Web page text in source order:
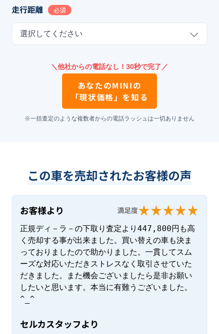
走行距離 必須
選択してください
＼他社からの電話なし！30秒で完了／
あなたのMINIの
「現状価格」を知る
※一括査定のような複数者からの電話ラッシュは一切ありません
この車を売却されたお客様の声
お客様より 満足度
正規ディ－ラ－の下取り査定より447,800円も高
く売却する事が出来ました。買い替えの車も決ま
っておりましたので助かりました。一貫してスム
ーズな対応いただきストレスなく取引させていた
だきました。また機会ございましたら是非お願い
したいと思います。本当に有難うございました。
^_^
セルカスタッフより